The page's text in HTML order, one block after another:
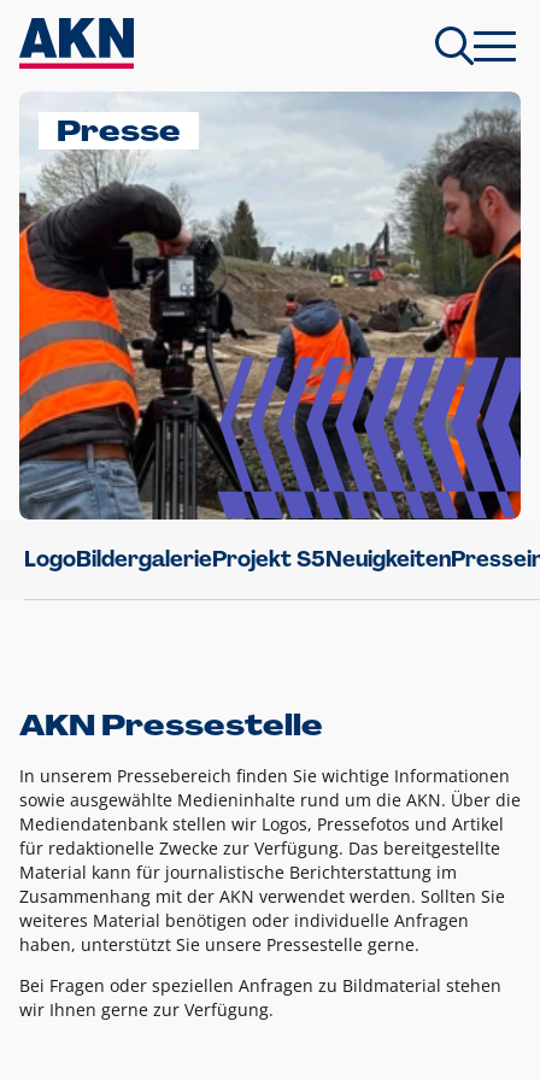
Presse
LogoBildergalerieProjekt S5Neuigkeiten
AKN Pressestelle
In unserem Pressebereich finden Sie wichtige Informationen
sowie ausgewählte Medieninhalte rund um die AKN. Über die
Mediendatenbank stellen wir Logos, Pressefotos und Artikel
für redaktionelle Zwecke zur Verfügung. Das bereitgestellte
Material kann für journalistische Berichterstattung im
Zusammenhang mit der AKN verwendet werden. Sollten Sie
weiteres Material benötigen oder individuelle Anfragen
haben, unterstützt Sie unsere Pressestelle gerne.
Bei Fragen oder speziellen Anfragen zu Bildmaterial stehen
wir Ihnen gerne zur Verfügung.